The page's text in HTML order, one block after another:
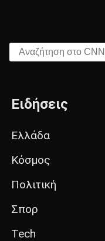
Αναζήτηση στο CNN.gr
Ειδήσεις
Ελλάδα
Κόσμος
Πολιτική
Σπορ
Tech